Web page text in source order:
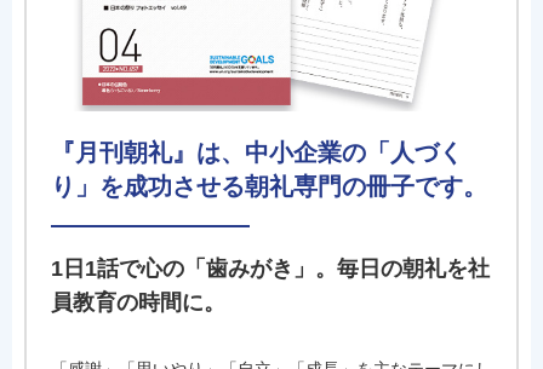
『月刊朝礼』は、中小企業の「人づく
り」を成功させる朝礼専門の冊子です。
1日1話で心の「歯みがき」。毎日の朝礼を社
員教育の時間に。